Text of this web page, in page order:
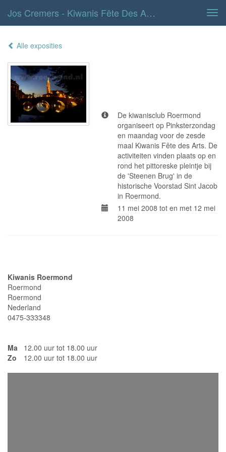
Jos Cremers - Kiwanis Fête Des Arts 2008
Alle exposities
De kiwanisclub Roermond
organiseert op Pinksterzondag
en maandag voor de zesde
maal Kiwanis Fête des Arts. De
activiteiten vinden plaats op en
rond het pittoreske pleintje bij
de 'Steenen Brug' in de
historische Voorstad Sint Jacob
in Roermond.
11 mei 2008 tot en met 12 mei
2008
Kiwanis Roermond
Roermond
Roermond
Nederland
0475-333348
Ma
12.00 uur tot 18.00 uur
Zo
12.00 uur tot 18.00 uur